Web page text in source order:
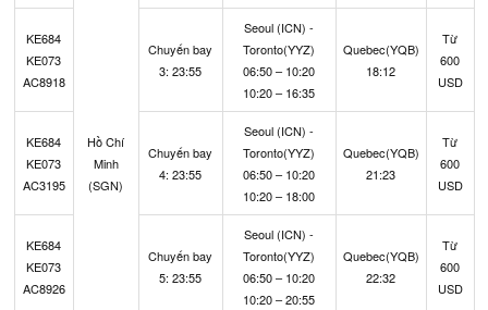
Hồ Chí
Minh
(SGN)
KE684
KE073
AC8918
Chuyến bay
3: 23:55
Seoul (ICN) -
Toronto(YYZ)
06:50 – 10:20
10:20 – 16:35
Quebec(YQB)
18:12
Từ
600
USD
KE684
KE073
AC3195
Chuyến bay
4: 23:55
Seoul (ICN) -
Toronto(YYZ)
06:50 – 10:20
10:20 – 18:00
Quebec(YQB)
21:23
Từ
600
USD
KE684
KE073
AC8926
Chuyến bay
5: 23:55
Seoul (ICN) -
Toronto(YYZ)
06:50 – 10:20
10:20 – 20:55
Quebec(YQB)
22:32
Từ
600
USD